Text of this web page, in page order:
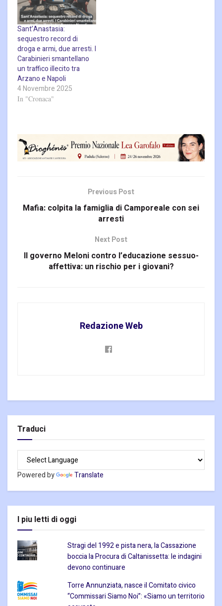
Sant’Anastasia:
sequestro record di
droga e armi, due arresti. I
Carabinieri smantellano
un traffico illecito tra
Arzano e Napoli
4 Novembre 2025
In "Cronaca"
Previous Post
Mafia: colpita la famiglia di Camporeale con sei
arresti
Next Post
Il governo Meloni contro l’educazione sessuo-
affettiva: un rischio per i giovani?
Redazione Web
Traduci
Powered by Translate
I piu letti di oggi
Stragi del 1992 e pista nera, la Cassazione
boccia la Procura di Caltanissetta: le indagini
devono continuare
Torre Annunziata, nasce il Comitato civico
“Commissari Siamo Noi”: «Siamo un territorio